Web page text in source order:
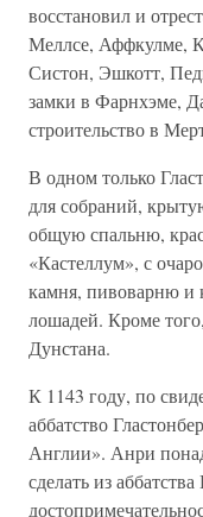
восстановил и
Меллсе, Аффкулме,
Систон, Эшкотт,
замки в Фарнхэме,
строительство в
В одном только
для собраний,
общую спальню,
«Кастеллум», с
камня, пивоварню и
лошадей. Кроме
Дунстана.
К 1143 году, по
аббатство
Англии». Анри
сделать из